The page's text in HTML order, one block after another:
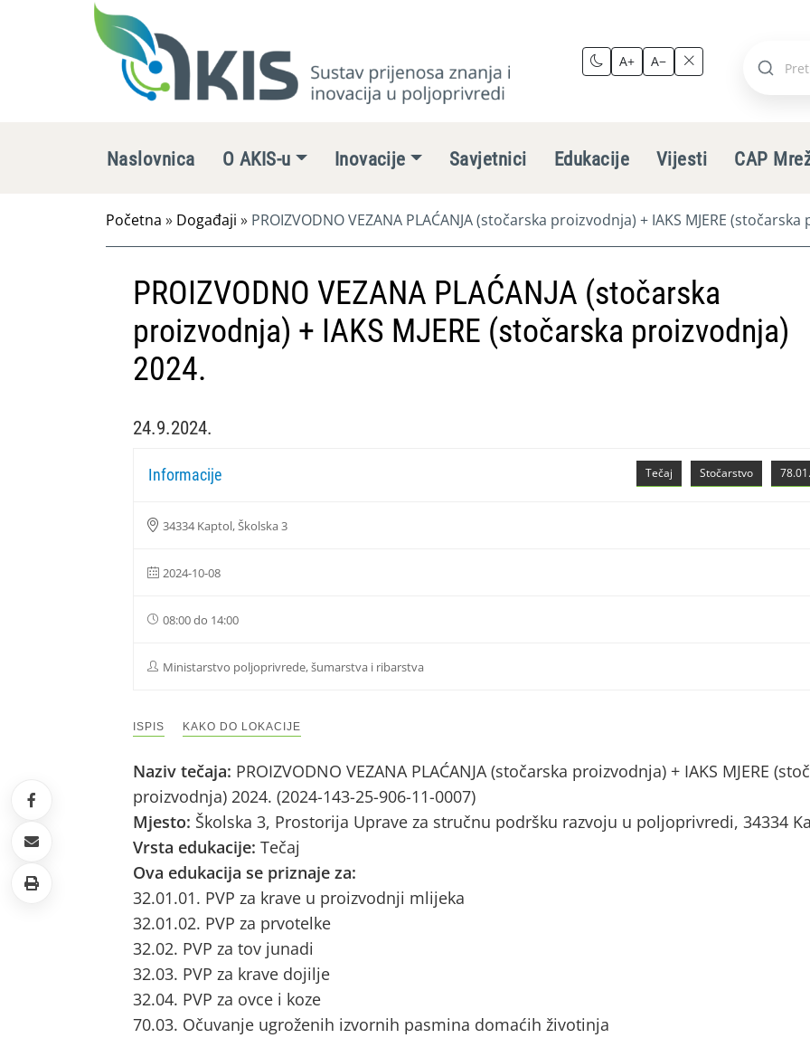
A+ A−
Pretraži
Naslovnica O AKIS-u Inovacije Savjetnici Edukacije Vijesti CAP
Početna » Događaji » PROIZVODNO VEZANA PLAĆANJA (stočarska proizvodnja) + IAKS MJERE
PROIZVODNO VEZANA PLAĆANJA (stočarska
proizvodnja) + IAKS MJERE (stočarska proizvodnja)
2024.
24.9.2024.
Stočarstvo
Tečaj
Informacije
34334 Kaptol, Školska 3
2024-10-08
08:00 do 14:00
Ministarstvo poljoprivrede, šumarstva i ribarstva
ISPIS KAKO DO LOKACIJE
Naziv tečaja: PROIZVODNO VEZANA PLAĆANJA (stočarska proizvodnja) + IAKS MJERE
proizvodnja) 2024. (2024-143-25-906-11-0007)
Mjesto: Školska 3, Prostorija Uprave za stručnu podršku razvoju u poljoprivredi, 34334
Vrsta edukacije: Tečaj
Ova edukacija se priznaje za:
32.01.01. PVP za krave u proizvodnji mlijeka
32.01.02. PVP za prvotelke
32.02. PVP za tov junadi
32.03. PVP za krave dojilje
32.04. PVP za ovce i koze
70.03. Očuvanje ugroženih izvornih pasmina domaćih životinja